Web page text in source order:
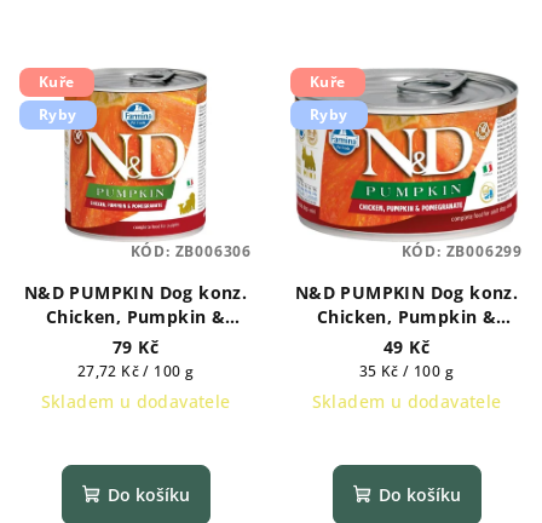
Kuře
Ryby
N&D PUMPKIN Dog konz.
Chicken, Pumpkin &
Pomegranate Puppy 285 g
79 Kč
Měrná
cena:
27,72 Kč / 100 g
Skladem u dodavatele
Do košíku
KÓD: ZB006306
Kuře
Ryby
N&D PUMPKIN Dog konz.
Chicken, Pumpkin &
Pomegranate Mini 140 g
49 Kč
Měrná
cena:
35 Kč / 100 g
Skladem u dodavatele
Do košíku
KÓD: ZB006299